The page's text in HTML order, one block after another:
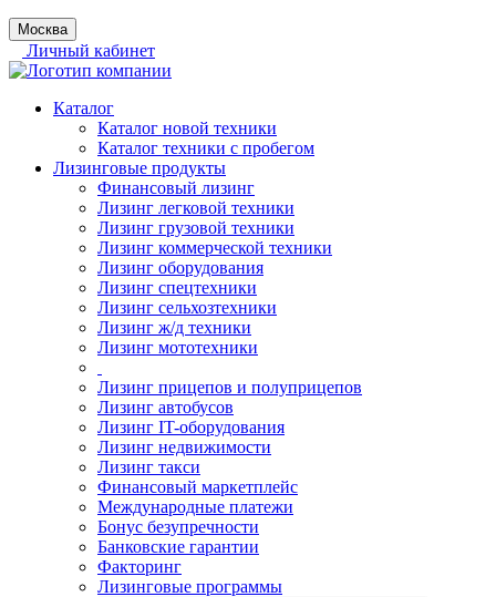
Москва
Личный кабинет
Каталог
Каталог новой техники
Каталог техники с пробегом
Лизинговые продукты
Финансовый лизинг
Лизинг легковой техники
Лизинг грузовой техники
Лизинг коммерческой техники
Лизинг оборудования
Лизинг спецтехники
Лизинг сельхозтехники
Лизинг ж/д техники
Лизинг мототехники
Лизинг прицепов и полуприцепов
Лизинг автобусов
Лизинг IT-оборудования
Лизинг недвижимости
Лизинг такси
Финансовый маркетплейс
Международные платежи
Бонус безупречности
Банковские гарантии
Факторинг
Лизинговые программы